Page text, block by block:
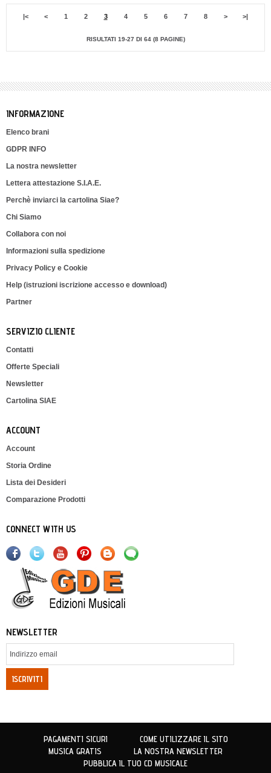
|< < 1 2 3 4 5 6 7 8 > >|
RISULTATI 19-27 DI 64 (8 PAGINE)
INFORMAZIONE
Elenco brani
GDPR INFO
La nostra newsletter
Lettera attestazione S.I.A.E.
Perchè inviarci la cartolina Siae?
Chi Siamo
Collabora con noi
Informazioni sulla spedizione
Privacy Policy e Cookie
Help (istruzioni iscrizione accesso e download)
Partner
SERVIZIO CLIENTE
Contatti
Offerte Speciali
Newsletter
Cartolina SIAE
ACCOUNT
Account
Storia Ordine
Lista dei Desideri
Comparazione Prodotti
CONNECT WITH US
NEWSLETTER
ISCRIVITI
PAGAMENTI SICURI
COME UTILIZZARE IL SITO
MUSICA GRATIS
LA NOSTRA NEWSLETTER
PUBBLICA IL TUO CD MUSICALE